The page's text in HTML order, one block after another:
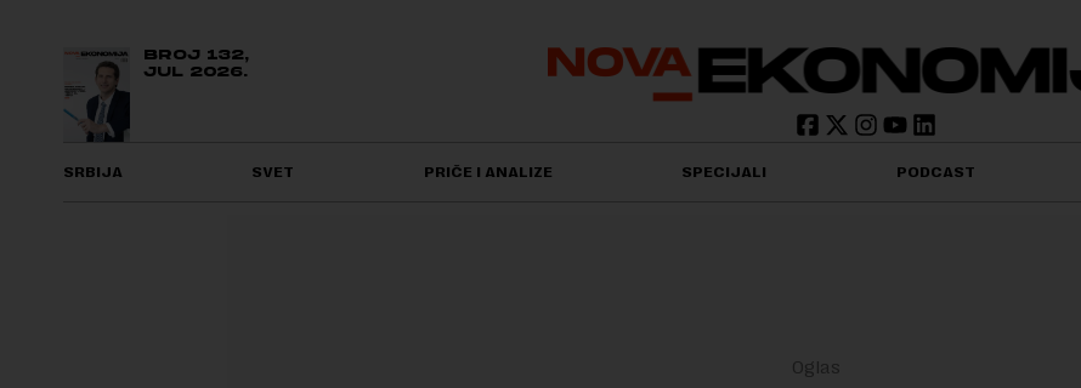
BROJ 132,
JUL 2026.
SRBIJA SVET PRIČE I ANALIZE SPECIJALI PODCAST